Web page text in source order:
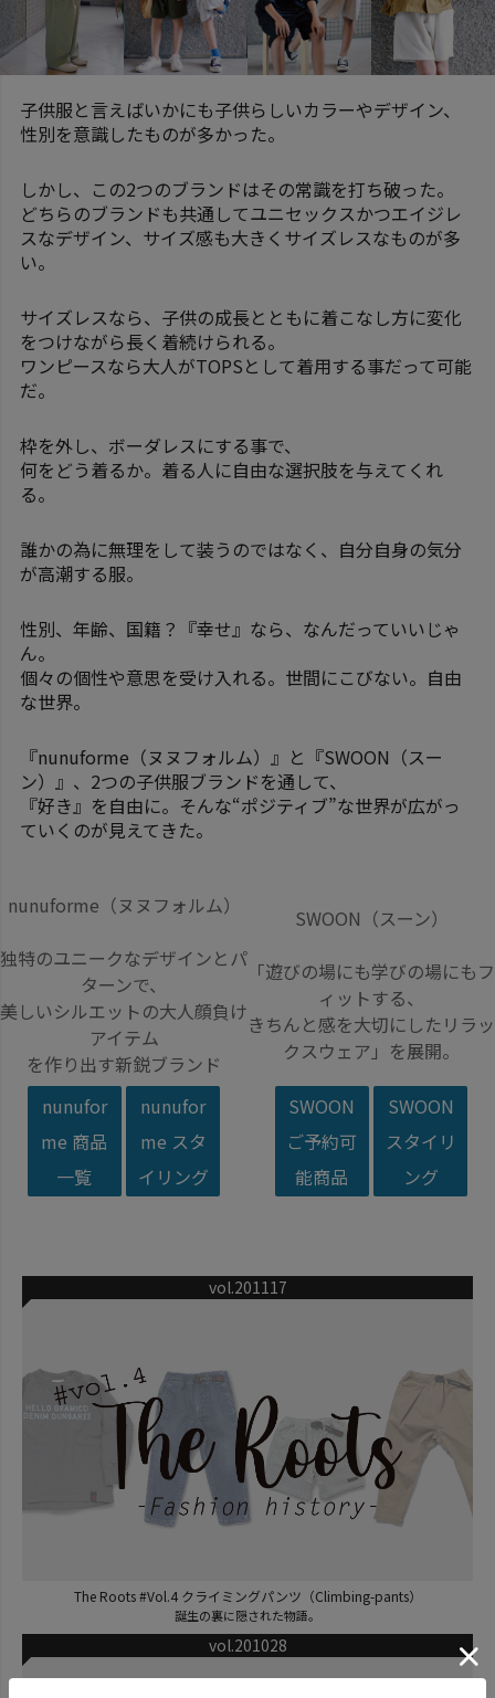
子供服と言えばいかにも子供らしいカラーやデザイン、
性別を意識したものが多かった。
しかし、この2つのブランドはその常識を打ち破った。
どちらのブランドも共通してユニセックスかつエイジレ
スなデザイン、サイズ感も大きくサイズレスなものが多
い。
サイズレスなら、子供の成長とともに着こなし方に変化
をつけながら長く着続けられる。
ワンピースなら大人がTOPSとして着用する事だって可能
だ。
枠を外し、ボーダレスにする事で、
何をどう着るか。着る人に自由な選択肢を与えてくれ
る。
誰かの為に無理をして装うのではなく、自分自身の気分
が高潮する服。
性別、年齢、国籍？『幸せ』なら、なんだっていいじゃ
ん。
個々の個性や意思を受け入れる。世間にこびない。自由
な世界。
『nunuforme（ヌヌフォルム）』と『SWOON（スー
ン）』、2つの子供服ブランドを通して、
『好き』を自由に。そんな“ポジティブ”な世界が広がっ
ていくのが見えてきた。
nunuforme（ヌヌフォルム）
独特のユニークなデザインとパ
ターンで、
美しいシルエットの大人顔負け
アイテム
を作り出す新鋭ブランド
SWOON（スーン）
「遊びの場にも学びの場にもフ
ィットする、
きちんと感を大切にしたリラッ
クスウェア」を展開。
nunufor
me 商品
一覧
nunufor
me スタ
イリング
SWOON
ご予約可
能商品
SWOON
スタイリ
ング
vol.201117
The Roots #Vol.4 クライミングパンツ（Climbing-pants）
誕生の裏に隠された物語。
vol.201028